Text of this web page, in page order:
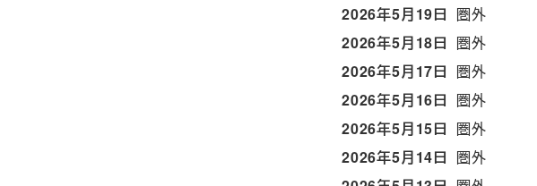
2026年5月19日 圏外
2026年5月18日 圏外
2026年5月17日 圏外
2026年5月16日 圏外
2026年5月15日 圏外
2026年5月14日 圏外